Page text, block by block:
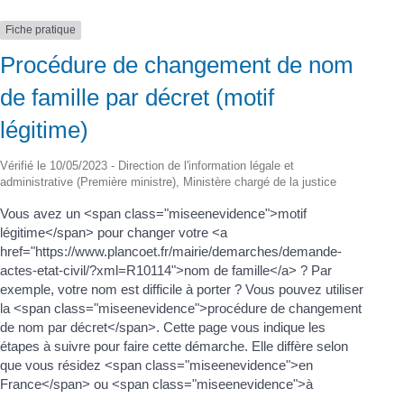
Fiche pratique
Procédure de changement de nom
de famille par décret (motif
légitime)
Vérifié le 10/05/2023 - Direction de l'information légale et
administrative (Première ministre), Ministère chargé de la justice
Vous avez un <span class="miseenevidence">motif
légitime</span> pour changer votre <a
href="https://www.plancoet.fr/mairie/demarches/demande-
actes-etat-civil/?xml=R10114">nom de famille</a> ? Par
exemple, votre nom est difficile à porter ? Vous pouvez utiliser
la <span class="miseenevidence">procédure de changement
de nom par décret</span>. Cette page vous indique les
étapes à suivre pour faire cette démarche. Elle diffère selon
que vous résidez <span class="miseenevidence">en
France</span> ou <span class="miseenevidence">à